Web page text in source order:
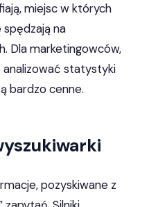
miejsc w których
na
Dla marketingowców,
statystyki
bardzo cenne.
pozyskiwane z